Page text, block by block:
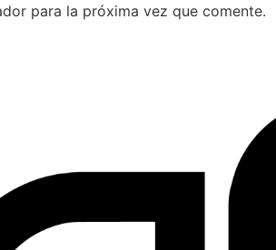
para la próxima vez que comente.